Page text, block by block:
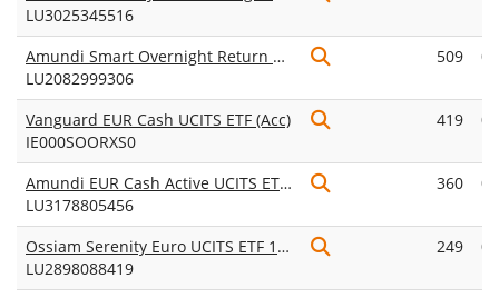
LU3025345516
Amundi Smart Overnight Return UCITS ETF Dist
LU2082999306
509
Vanguard EUR Cash UCITS ETF (Acc)
IE000SOORXS0
419
Amundi EUR Cash Active UCITS ETF Acc
LU3178805456
360
Ossiam Serenity Euro UCITS ETF 1C (EUR)
LU2898088419
249